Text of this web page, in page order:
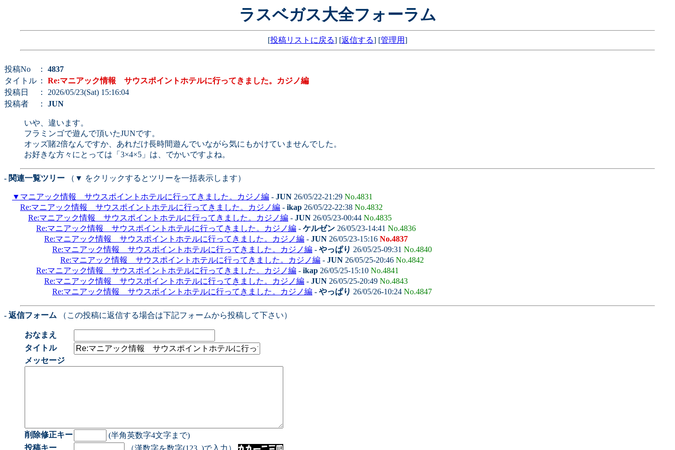
ラスベガス大全フォーラム
[投稿リストに戻る] [返信する] [管理用]
投稿No ： 4837
タイトル ： Re:マニアック情報 サウスポイントホテルに行ってきました。カジノ編
投稿日
： 2026/05/23(Sat) 15:16:04
投稿者
： JUN
いや、違います。
フラミンゴで遊んで頂いたJUNです。
オッズ賭2倍なんですか、あれだけ長時間遊んでいながら気にもかけていませんでした。
お好きな方々にとっては「3×4×5」は、でかいですよね。
- 関連一覧ツリー （▼ をクリックするとツリーを一括表示します）
▼ マニアック情報 サウスポイントホテルに行ってきました。カジノ編 - JUN 26/05/22-21:29 No.4831
Re:マニアック情報 サウスポイントホテルに行ってきました。カジノ編 - ikap 26/05/22-22:38 No.4832
Re:マニアック情報 サウスポイントホテルに行ってきました。カジノ編 - JUN 26/05/23-00:44 No.4835
Re:マニアック情報 サウスポイントホテルに行ってきました。カジノ編 - ケルゼン 26/05/23-14:41 No.4836
Re:マニアック情報 サウスポイントホテルに行ってきました。カジノ編 - JUN 26/05/23-15:16 No.4837
Re:マニアック情報 サウスポイントホテルに行ってきました。カジノ編 - やっぱり 26/05/25-09:31 No.4840
Re:マニアック情報 サウスポイントホテルに行ってきました。カジノ編 - JUN 26/05/25-20:46 No.4842
Re:マニアック情報 サウスポイントホテルに行ってきました。カジノ編 - ikap 26/05/25-15:10 No.4841
Re:マニアック情報 サウスポイントホテルに行ってきました。カジノ編 - JUN 26/05/25-20:49 No.4843
Re:マニアック情報 サウスポイントホテルに行ってきました。カジノ編 - やっぱり 26/05/26-10:24 No.4847
- 返信フォーム （この投稿に返信する場合は下記フォームから投稿して下さい）
おなまえ
タイトル
メッセージ
削除修正キー
(半角英数字4文字まで)
投稿キー
（漢数字を数字(123..)で入力）